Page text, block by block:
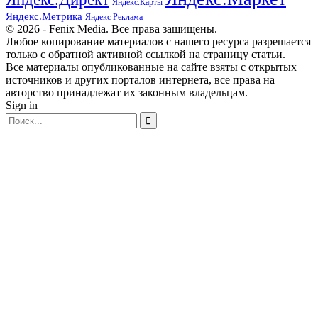
Яндекс.Карты
Яндекс.Метрика Яндекс Реклама
© 2026 - Fenix Media. Все права защищены.
Любое копирование материалов с нашего ресурса разрешается
только с обратной активной ссылкой на страницу статьи.
Все материалы опубликованные на сайте взяты с открытых
источников и других порталов интернета, все права на
авторство принадлежат их законным владельцам.
Sign in